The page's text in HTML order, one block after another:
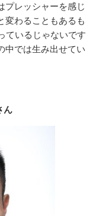
プレッシャーを感じ
変わることもあるも
ているじゃないです
中では生み出せてい
ん